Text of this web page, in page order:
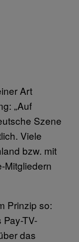
Art
„Auf
Szene
Viele
bzw. mit
Mitgliedern
Prinzip so:
TV-
das